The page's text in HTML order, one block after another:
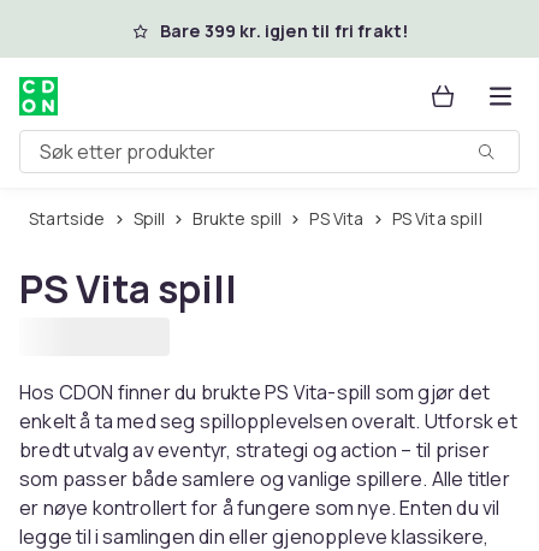
Hopp til hovedinnholdBare 399 kr. igjen til fri frakt!
Søk etter produkter
Startside Spill Brukte spill PS Vita PS Vita spill
PS Vita spill
Hos CDON finner du brukte PS Vita-spill som gjør det
enkelt å ta med seg spillopplevelsen overalt. Utforsk et
bredt utvalg av eventyr, strategi og action – til priser
som passer både samlere og vanlige spillere. Alle titler
er nøye kontrollert for å fungere som nye. Enten du vil
legge til i samlingen din eller gjenoppleve klassikere,